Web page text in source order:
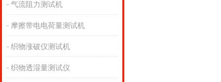
气流阻力测试机
摩擦带电电荷量测试机
织物涨破仪测试机
织物透湿量测试仪